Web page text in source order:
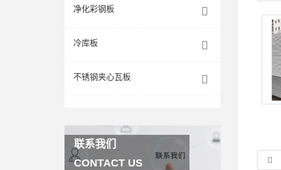
净化彩钢板
冷库板
不锈钢夹心瓦板
联系我们
CONTACT US